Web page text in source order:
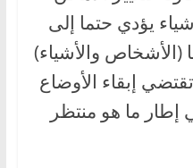
يؤدي حتما إلى
(الأشخاص والأشياء)
إبقاء الأوضاع
إطار ما هو منتظر